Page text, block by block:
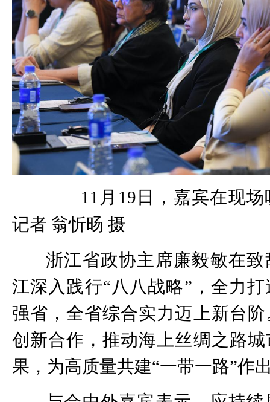
11月19日，嘉宾在现场
记者 翁忻旸 摄
浙江省政协主席廉毅敏在
江深入践行“八八战略”，全力
强省，全省综合实力迈上新台
创新合作，推动海上丝绸之路
果，为高质量共建“一带一路”作